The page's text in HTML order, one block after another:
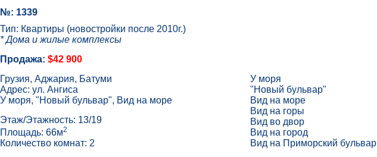
№: 1339
Тип: Квартиры (новостройки после 2010г.)
* Дома и жилые комплексы
Продажа: $42 900
Грузия, Аджария, Батуми
Адрес: ул. Ангиса
У моря, "Новый бульвар", Вид на море
Этаж/Этажность: 13/19
Площадь: 66м2
Количество комнат: 2
У моря
"Новый бульвар"
Вид на море
Вид на горы
Вид во двор
Вид на город
Вид на Приморский бульвар